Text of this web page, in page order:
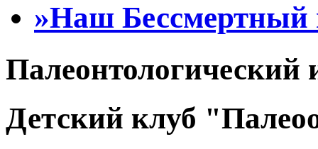
»Наш Бессмертный
Палеонтологический
Детский клуб